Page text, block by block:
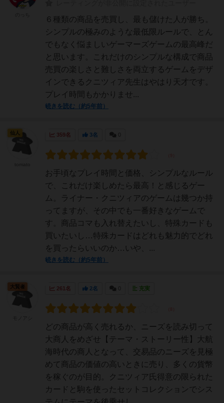
６種類の商品を売買し、最も儲けた人が勝ち。
シンプルの極みのような最低限ルールで、とん
でもなく悩ましいゲーマーズゲームの最高峰だ
と思います。これだけのシンプルな構成で商品
売買の楽しさと難しさを両立するゲームをデザ
インできるクニツィア先生はやはり天才です。
プレイ時間もかかりませ...
続きを読む（約5年前）
359名 3名
お手頃なプレイ時間と価格、シンプルなルール
で、これだけ楽しめたら最高！と感じるゲー
ム。ライナー・クニツィアのゲームは幾つか持
ってますが、その中でも一番好きなゲームで
す。商品コマも入れ替えたいし、特殊カードも
買いたいし…特殊カードはどれも魅力的でどれ
を買ったらいいのか…いや、...
続きを読む（約5年前）
仙人
261名 2名 充実
どの商品が高く売れるか、ニーズを読み切って
大商人をめざせ【テーマ・ストーリー性】大航
海時代の商人となって、交易品のニーズを見極
めて商品の価値の高いときに売り、多くの貨幣
を稼ぐのが目的。クニツィア氏得意の限られた
カードと駒を使ったセットコレクションでシス
大賢者